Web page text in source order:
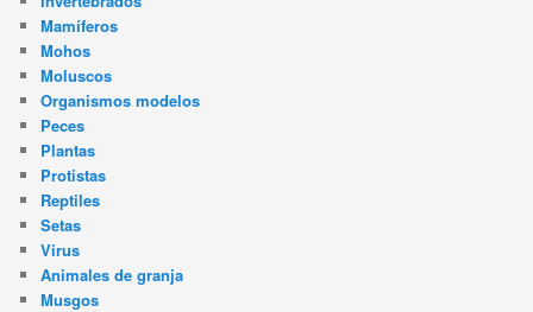
Mamíferos
Mohos
Moluscos
Organismos modelos
Peces
Plantas
Protistas
Reptiles
Setas
Virus
Animales de granja
Musgos